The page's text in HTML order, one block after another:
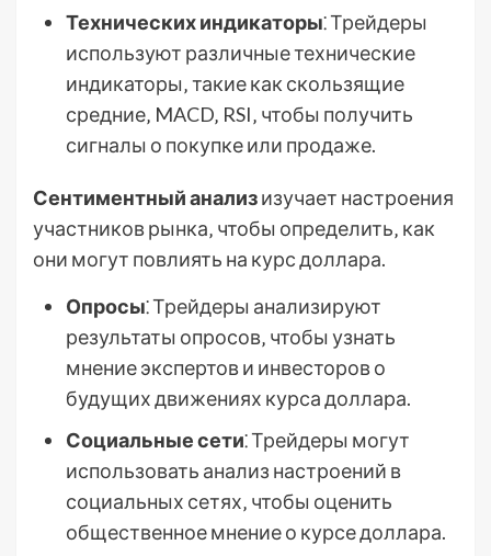
Технических индикаторы⁚ Трейдеры
используют различные технические
индикаторы‚ такие как скользящие
средние‚ MACD‚ RSI‚ чтобы получить
сигналы о покупке или продаже.
Сентиментный анализизучает настроения
участников рынка‚ чтобы определить‚ как
они могут повлиять на курс доллара.
Опросы⁚ Трейдеры анализируют
результаты опросов‚ чтобы узнать
мнение экспертов и инвесторов о
будущих движениях курса доллара.
Социальные сети⁚ Трейдеры могут
использовать анализ настроений в
социальных сетях‚ чтобы оценить
общественное мнение о курсе доллара.